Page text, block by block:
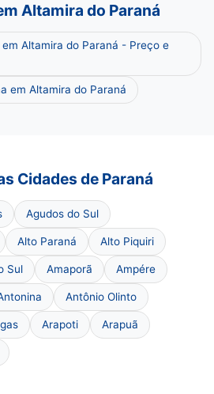
Altamira do Paraná
Altamira do Paraná - Preço e
em Altamira do Paraná
Cidades de Paraná
Agudos do Sul
Alto Paraná Alto Piquiri
Sul Amaporã Ampére
Antônio Olinto
Arapoti Arapuã